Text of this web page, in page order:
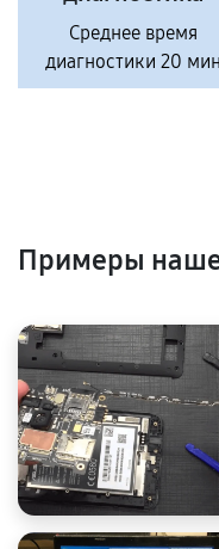
Среднее время
диагностики 20 мин
Примеры